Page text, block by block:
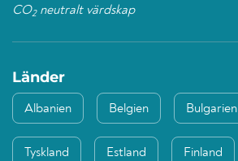
CO2neutralt värdskap
Länder
Albanien Belgien Bulgarien
Tyskland Estland Finland